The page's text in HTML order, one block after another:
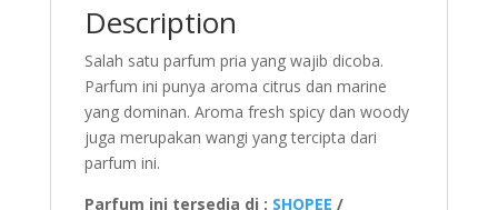
Description
Salah satu parfum pria yang wajib dicoba.
Parfum ini punya aroma citrus dan marine
yang dominan. Aroma fresh spicy dan woody
juga merupakan wangi yang tercipta dari
parfum ini.
Parfum ini tersedia di : SHOPEE /